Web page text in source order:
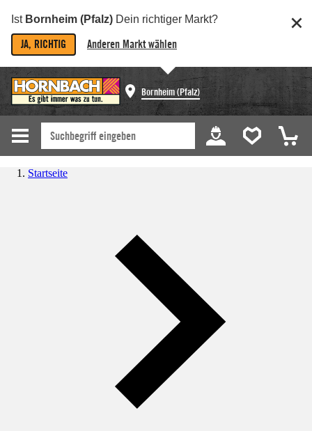
Ist Bornheim (Pfalz) Dein richtiger Markt?
JA, RICHTIG Anderen Markt wählen
Bornheim (Pfalz)
Startseite